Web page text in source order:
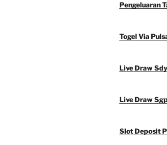
Pengeluaran
Togel Via
Live Draw Sdy
Live Draw
Slot Deposit